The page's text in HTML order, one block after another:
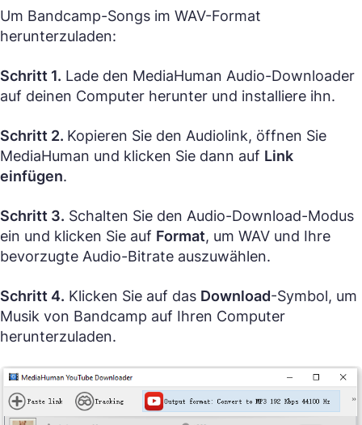
Um Bandcamp-Songs im WAV-Format
herunterzuladen:
Schritt 1. Lade den MediaHuman Audio-Downloader
auf deinen Computer herunter und installiere ihn.
Schritt 2. Kopieren Sie den Audiolink, öffnen Sie
MediaHuman und klicken Sie dann auf Link
einfügen.
Schritt 3. Schalten Sie den Audio-Download-Modus
ein und klicken Sie auf Format, um WAV und Ihre
bevorzugte Audio-Bitrate auszuwählen.
Schritt 4. Klicken Sie auf das Download-Symbol, um
Musik von Bandcamp auf Ihren Computer
herunterzuladen.